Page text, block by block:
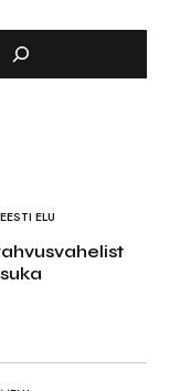
EESTI ELU